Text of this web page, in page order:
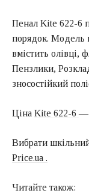
Пенал Kite 622-6
порядок. Модель
вмістить олівці,
Пензлики,
зносостійкий
Ціна Kite 622-6 —
Вибрати
Price.ua .
Читайте також: